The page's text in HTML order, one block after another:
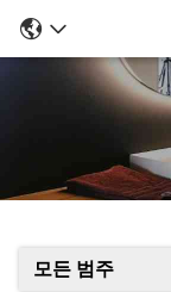
모든 범주